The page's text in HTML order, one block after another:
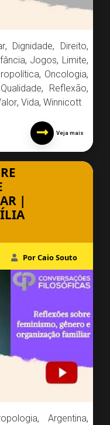
, Dignidade, Direito,
, Jogos, Limite,
, Oncologia,
Qualidade, Reflexão,
, Vida, Winnicott
Veja mais
|
Por Caio Souto
,Argentina,